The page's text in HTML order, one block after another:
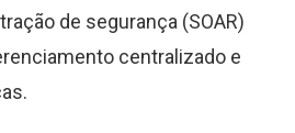
de segurança (SOAR)
centralizado e